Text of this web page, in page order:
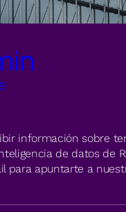
información sobre
de datos de
para apuntarte a